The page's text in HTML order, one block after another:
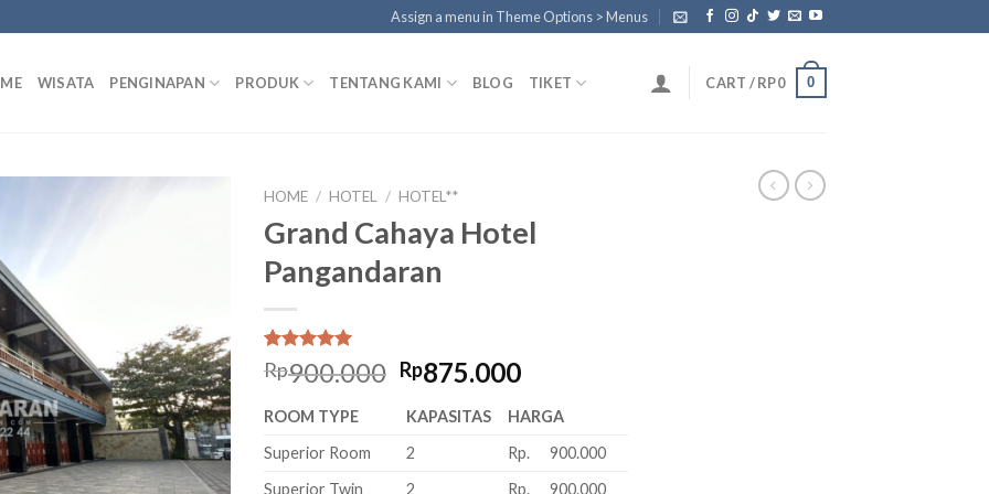
Assign a menu in Theme Options > Menus
WISATA PENGINAPAN PRODUK TENTANG KAMI BLOG TIKET CART /RP0 0
HOME / HOTEL / HOTEL**
Grand Cahaya Hotel
Pangandaran
Rated5.00
out of 5
1
customer
Rp900.000 Original
was:
Rp900.000.
Rp875.000Current
is:
Rp875.000.
ROOM TYPE KAPASITAS
HARGA
Superior Room
2
Rp. 900.000
Superior Twin
2
Rp. 900.000